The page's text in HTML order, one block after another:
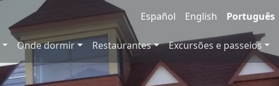
Español English Português
Onde dormir Restaurantes Excursões e passeios